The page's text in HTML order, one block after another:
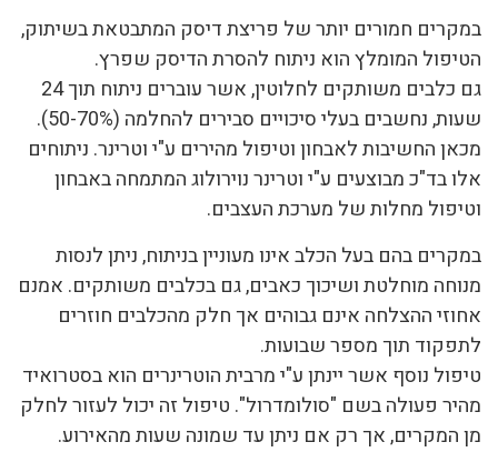
במקרים חמורים יותר של פריצת דיסק המתבטאת בשיתוק,
הטיפול המומלץ הוא ניתוח להסרת הדיסק שפרץ.
גם כלבים משותקים לחלוטין, אשר עוברים ניתוח תוך 24
שעות, נחשבים בעלי סיכויים סבירים להחלמה (50-70%).
מכאן החשיבות לאבחון וטיפול מהירים ע"י וטרינר. ניתוחים
אלו בד"כ מבוצעים ע"י וטרינר נוירולוג המתמחה באבחון
וטיפול מחלות של מערכת העצבים.
במקרים בהם בעל הכלב אינו מעוניין בניתוח, ניתן לנסות
מנוחה מוחלטת ושיכוך כאבים, גם בכלבים משותקים. אמנם
אחוזי ההצלחה אינם גבוהים אך חלק מהכלבים חוזרים
לתפקוד תוך מספר שבועות.
טיפול נוסף אשר יינתן ע"י מרבית הוטרינרים הוא בסטרואיד
מהיר פעולה בשם "סולומדרול". טיפול זה יכול לעזור לחלק
מן המקרים, אך רק אם ניתן עד שמונה שעות מהאירוע.